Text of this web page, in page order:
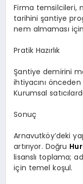
Firma temsilcileri,
tarihini şantiye
nem almaması
Pratik Hazırlık
Şantiye demirini
ihtiyacını
Kurumsal
Sonuç
Arnavutköy’deki
artırıyor. Doğru
lisanslı toplama;
için temel koşul.